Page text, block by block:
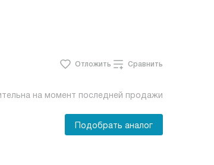
Отложить Сравнить
на момент последней продажи
Подобрать аналог